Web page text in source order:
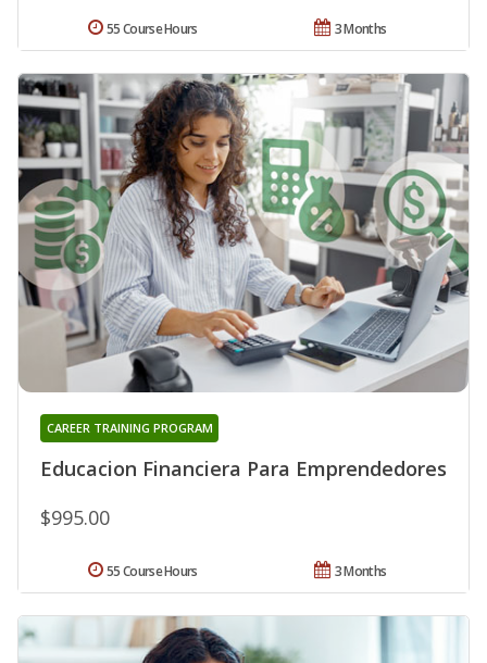
3 Months
55 Course Hours
Educacion Financiera Para Emprendedores
CAREER TRAINING PROGRAM
$995.00
3 Months
55 Course Hours